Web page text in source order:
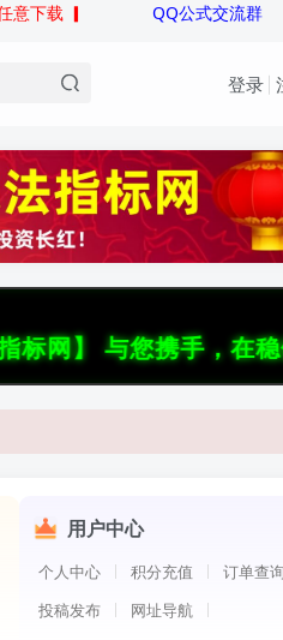
意下载 ▎ QQ公式交流群
登录
手，在稳健中把握
用户中心
个人中心 积分充值
订单查询
投稿发布
网址导航
用
户： 编
章
用
赢** 发布
户： 编
文章
用户：g**o 加入本站